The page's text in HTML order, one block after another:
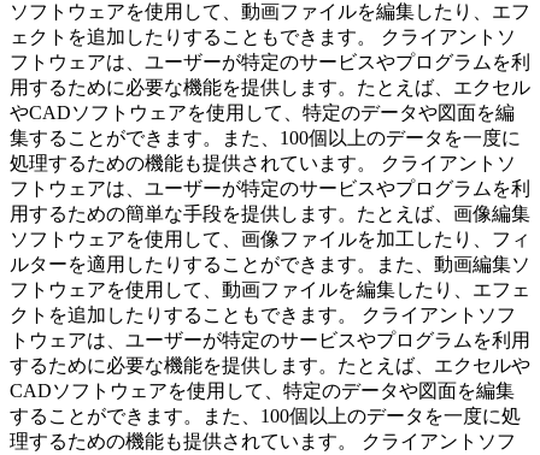
ソフトウェアを使用して、動画ファイルを編集したり、エフ
ェクトを追加したりすることもできます。 クライアントソ
フトウェアは、ユーザーが特定のサービスやプログラムを利
用するために必要な機能を提供します。たとえば、エクセル
やCADソフトウェアを使用して、特定のデータや図面を編
集することができます。また、100個以上のデータを一度に
処理するための機能も提供されています。 クライアントソ
フトウェアは、ユーザーが特定のサービスやプログラムを利
用するための簡単な手段を提供します。たとえば、画像編集
ソフトウェアを使用して、画像ファイルを加工したり、フィ
ルターを適用したりすることができます。また、動画編集ソ
フトウェアを使用して、動画ファイルを編集したり、エフェ
クトを追加したりすることもできます。 クライアントソフ
トウェアは、ユーザーが特定のサービスやプログラムを利用
するために必要な機能を提供します。たとえば、エクセルや
CADソフトウェアを使用して、特定のデータや図面を編集
することができます。また、100個以上のデータを一度に処
理するための機能も提供されています。 クライアントソフ